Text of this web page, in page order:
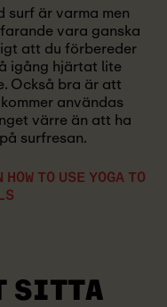
surf är varma men
vara ganska
att du förbereder
igång hjärtat lite
Också bra är att
användas
värre än att ha
surfresan.
TO USE YOGA TO
SITTA